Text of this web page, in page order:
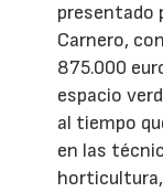
presentado
Carnero,
875.000
espacio
al tiempo
en las